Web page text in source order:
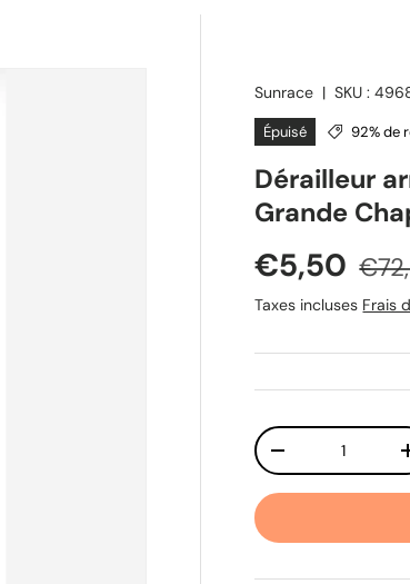
Sunrace |SKU :
Épuisé 92% de
Dérailleur
Grande
Prix soldé
€5,50 Prix
Taxes incluses Frais
Qté
Diminuer la